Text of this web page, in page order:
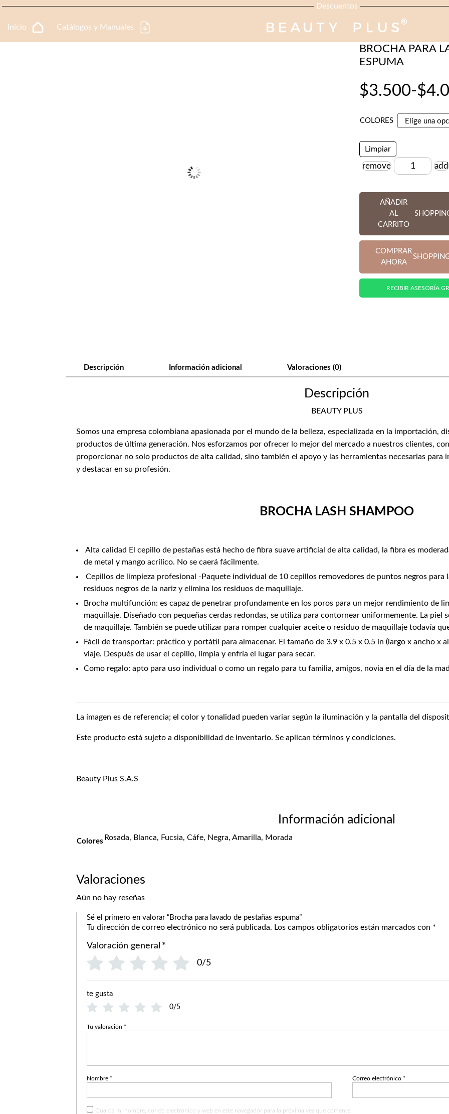
Descuentos
Inicio Catálogos y Manuales
ACCESORIOS PARA
BROCHA PARA
ESPUMA
$3.500-$
Rango
de
precios:
desde
$3.500
hasta
$4.000
COLORES
Limpiar
Cantidad
remove add
AÑADIR
AL
CARRITO
COMPRAR
AHORA
RECIBIR ASESORÍA
Descripción Información adicional Valoraciones (0)
Descripción
BEAUTY PLUS
Somos una empresa colombiana apasionada por el mundo de la belleza, especializada en la importación,
productos de última generación. Nos esforzamos por ofrecer lo mejor del mercado a nuestros clientes,
proporcionar no solo productos de alta calidad, sino también el apoyo y las herramientas necesarias para
y destacar en su profesión.
BROCHA LASH SHAMPOO
Alta calidad El cepillo de pestañas está hecho de fibra suave artificial de alta calidad, la fibra es
de metal y mango acrílico. No se caerá fácilmente.
Cepillos de limpieza profesional -Paquete individual de 10 cepillos removedores de puntos negros para
residuos negros de la nariz y elimina los residuos de maquillaje.
Brocha multifunción: es capaz de penetrar profundamente en los poros para un mejor rendimiento de
maquillaje. Diseñado con pequeñas cerdas redondas, se utiliza para contornear uniformemente. La piel
de maquillaje. También se puede utilizar para romper cualquier aceite o residuo de maquillaje todavía
Fácil de transportar: práctico y portátil para almacenar. El tamaño de 3.9 x 0.5 x 0.5 in (largo x ancho x
viaje. Después de usar el cepillo, limpia y enfría el lugar para secar.
Como regalo: apto para uso individual o como un regalo para tu familia, amigos, novia en el día de la
La imagen es de referencia; el color y tonalidad pueden variar según la iluminación y la pantalla del
Este producto está sujeto a disponibilidad de inventario. Se aplican términos y condiciones.
Beauty Plus S.A.S
Información adicional
Colores Rosada, Blanca, Fucsia, Cáfe, Negra, Amarilla, Morada
Valoraciones
Aún no hay reseñas
Sé el primero en valorar “Brocha para lavado de pestañas espuma”
Tu dirección de correo electrónico no será publicada. Los campos obligatorios están marcados con *
Valoración general *
0/5
te gusta
0/5
Tu valoración *
Nombre * Correo electrónico *
Guarda mi nombre, correo electrónico y web en este navegador para la próxima vez que comente.